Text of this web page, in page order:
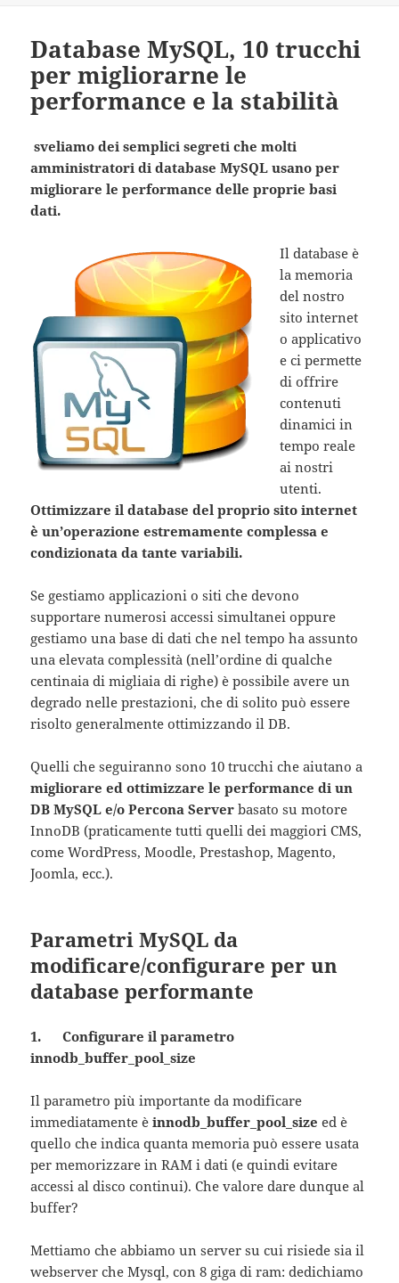
Database MySQL, 10 trucchi
per migliorarne le
performance e la stabilità
sveliamo dei semplici segreti che molti
amministratori di database MySQL usano per
migliorare le performance delle proprie basi
dati.
Il database è
la memoria
del nostro
sito internet
o applicativo
e ci permette
di offrire
contenuti
dinamici in
tempo reale
ai nostri
utenti.
Ottimizzare il database del proprio sito internet
è un’operazione estremamente complessa e
condizionata da tante variabili.
Se gestiamo applicazioni o siti che devono
supportare numerosi accessi simultanei oppure
gestiamo una base di dati che nel tempo ha assunto
una elevata complessità (nell’ordine di qualche
centinaia di migliaia di righe) è possibile avere un
degrado nelle prestazioni, che di solito può essere
risolto generalmente ottimizzando il DB.
Quelli che seguiranno sono 10 trucchi che aiutano a
migliorare ed ottimizzare le performance di un
DB MySQL e/o Percona Server basato su motore
InnoDB (praticamente tutti quelli dei maggiori CMS,
come WordPress, Moodle, Prestashop, Magento,
Joomla, ecc.).
Parametri MySQL da
modificare/configurare per un
database performante
1. Configurare il parametro
innodb_buffer_pool_size
Il parametro più importante da modificare
immediatamente èinnodb_buffer_pool_sizeed è
quello che indica quanta memoria può essere usata
per memorizzare in RAM i dati (e quindi evitare
accessi al disco continui). Che valore dare dunque al
buffer?
Mettiamo che abbiamo un server su cui risiede sia il
webserver che Mysql, con 8 giga di ram: dedichiamo